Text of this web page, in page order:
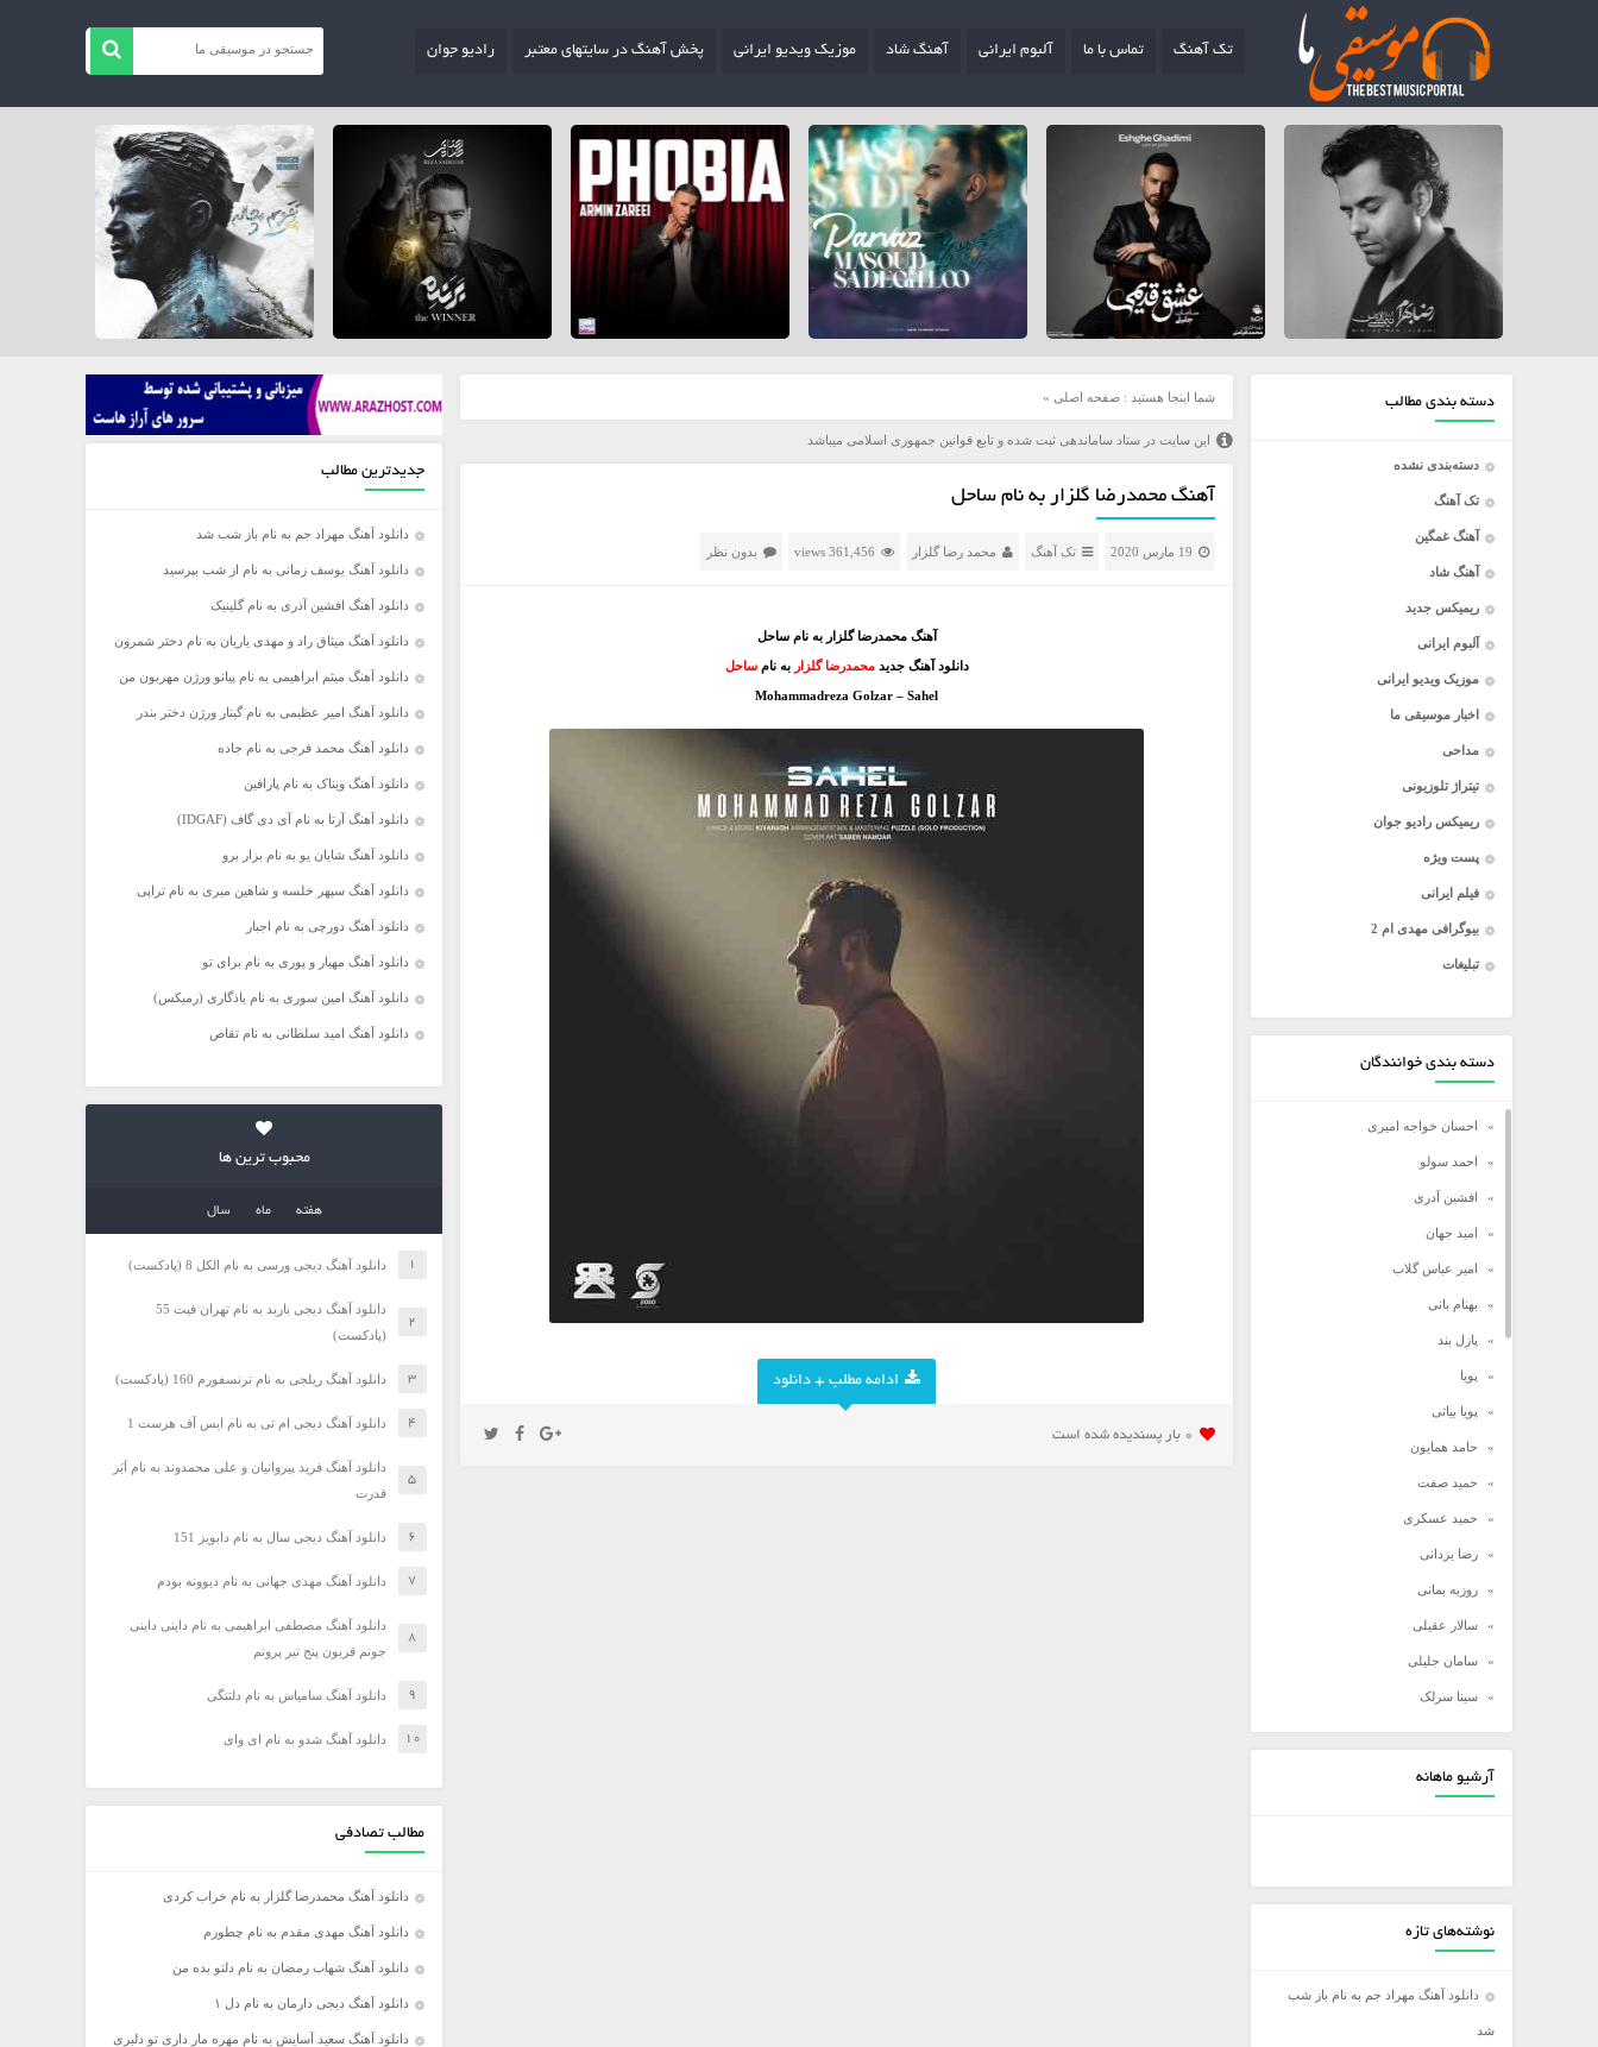
تک آهنگ تماس با ما آلبوم ایرانی آهنگ شاد موزیک ویدیو ایرانی پخش آهنگ در سایتهای معتبر رادیو جوان
دسته بندی مطالب
دسته‌بندی نشده
تک آهنگ
آهنگ غمگین
آهنگ شاد
ریمیکس جدید
آلبوم ایرانی
موزیک ویدیو ایرانی
اخبار موسیقی ما
مداحی
تیتراژ تلوزیونی
ریمیکس رادیو جوان
پست ویژه
فیلم ایرانی
بیوگرافی مهدی ام 2
تبلیغات
دسته بندی خوانندگان
احسان خواجه امیری
احمد سولو
افشین آدری
امید جهان
امیر عباس گلاب
بهنام بانی
پازل بند
پویا
پویا بیاتی
حامد همایون
حمید صفت
حمید عسکری
رضا یزدانی
روزبه بمانی
سالار عقیلی
سامان جلیلی
سینا سرلک
شادمهر عقیلی
آرشیو ماهانه
نوشته‌های تازه
دانلود آهنگ مهراد جم به نام باز شب
شد
شما اینجا هستید : صفحه اصلی »
این سایت در ستاد ساماندهی ثبت شده و تابع قوانین جمهوری اسلامی میباشد
آهنگ محمدرضا گلزار به نام ساحل
19 مارس 2020 تک آهنگ محمد رضا گلزار 361,456 views بدون نظر
آهنگ محمدرضا گلزار به نام ساحل
دانلود آهنگ جدیدمحمدرضا گلزار به نامساحل
Mohammadreza Golzar – Sahel
ادامه مطلب + دانلود
0 بار پسنديده شده است
جدیدترین مطالب
دانلود آهنگ مهراد جم به نام باز شب شد
دانلود آهنگ یوسف زمانی به نام از شب بپرسید
دانلود آهنگ افشین آذری به نام گلینیک
دانلود آهنگ میثاق راد و مهدی یاریان به نام دختر شمرون
دانلود آهنگ میثم ابراهیمی به نام پیانو ورژن مهربون من
دانلود آهنگ امیر عظیمی به نام گیتار ورژن دختر بندر
دانلود آهنگ محمد فرجی به نام جاده
دانلود آهنگ ویناک به نام پارافین
دانلود آهنگ آرتا به نام آی دی گاف (IDGAF)
دانلود آهنگ شایان یو به نام بزار برو
دانلود آهنگ سپهر خلسه و شاهین میری به نام تراپی
دانلود آهنگ دورچی به نام اجبار
دانلود آهنگ مهیار و پوری به نام برای تو
دانلود آهنگ امین سوری به نام یادگاری (رمیکس)
دانلود آهنگ امید سلطانی به نام تقاص
محبوب ترین ها
هفته ماه سال
دانلود آهنگ دیجی ورسی به نام الکل 8 (پادکست)
دانلود آهنگ دیجی باربد به نام تهران فیت 55
(پادکست)
دانلود آهنگ ریلجی به نام ترنسفورم 160 (پادکست)
دانلود آهنگ دیجی ام تی به نام ایس آف هرست 1
دانلود آهنگ فرید پیروانیان و علی محمدوند به نام اَبَر
قدرت
دانلود آهنگ دیجی سال به نام دابویز 151
دانلود آهنگ مهدی جهانی به نام دیوونه بودم
دانلود آهنگ مصطفی ابراهیمی به نام داینی داینی
جونم قربون پنج تیر پرونم
دانلود آهنگ سامیاس به نام دلتنگی
دانلود آهنگ شدو به نام ای وای
مطالب تصادفی
دانلود آهنگ محمدرضا گلزار به نام خراب کردی
دانلود آهنگ مهدی مقدم به نام چطورم
دانلود آهنگ شهاب رمضان به نام دلتو بده من
دانلود آهنگ دیجی دارمان به نام دل ۱
دانلود آهنگ سعید آسایش به نام مهره مار داری تو دلبری